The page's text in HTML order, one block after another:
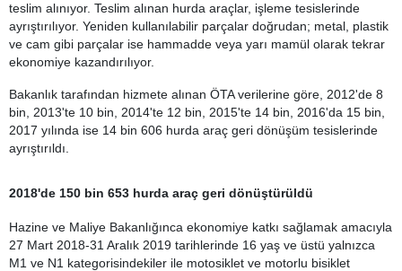
teslim alınıyor. Teslim alınan hurda araçlar, işleme tesislerinde
ayrıştırılıyor. Yeniden kullanılabilir parçalar doğrudan; metal, plastik
ve cam gibi parçalar ise hammadde veya yarı mamül olarak tekrar
ekonomiye kazandırılıyor.
Bakanlık tarafından hizmete alınan ÖTA verilerine göre, 2012'de 8
bin, 2013'te 10 bin, 2014'te 12 bin, 2015'te 14 bin, 2016'da 15 bin,
2017 yılında ise 14 bin 606 hurda araç geri dönüşüm tesislerinde
ayrıştırıldı.
2018'de 150 bin 653 hurda araç geri dönüştürüldü
Hazine ve Maliye Bakanlığınca ekonomiye katkı sağlamak amacıyla
27 Mart 2018-31 Aralık 2019 tarihlerinde 16 yaş ve üstü yalnızca
M1 ve N1 kategorisindekiler ile motosiklet ve motorlu bisiklet